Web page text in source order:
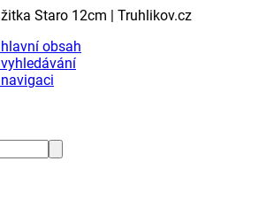
Staro 12cm | Truhlikov.cz
obsah